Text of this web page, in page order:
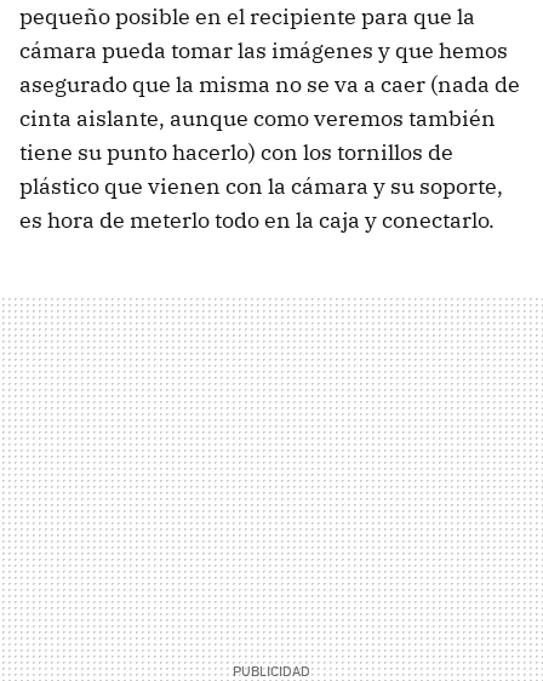
pequeño posible en el recipiente para que la
cámara pueda tomar las imágenes y que hemos
asegurado que la misma no se va a caer (nada de
cinta aislante, aunque como veremos también
tiene su punto hacerlo) con los tornillos de
plástico que vienen con la cámara y su soporte,
es hora de meterlo todo en la caja y conectarlo.